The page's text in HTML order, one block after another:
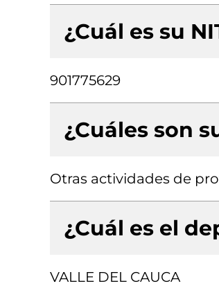
¿Cuál es su
901775629
¿Cuáles son
Otras actividades de
¿Cuál es el
VALLE DEL CAUCA